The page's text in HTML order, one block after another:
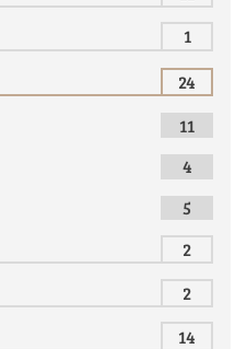
1
24
11
4
5
2
2
14